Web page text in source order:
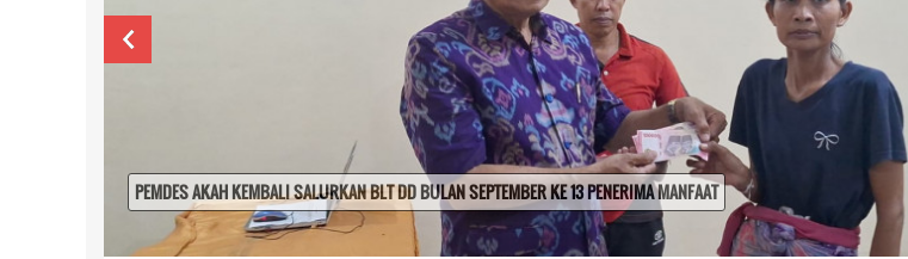
RANGKAIAN KEGIATAN MERAYAKAN 17 AGUSTUS 2025